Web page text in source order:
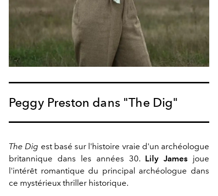
Peggy Preston dans "The Dig"
The Dig est basé sur l'histoire vraie d'un archéologue
britannique dans les années 30. Lily James joue
l'intérêt romantique du principal archéologue dans
ce mystérieux thriller historique.